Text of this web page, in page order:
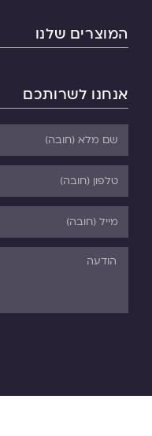
המוצרים שלנו
אנחנו לשרותכם